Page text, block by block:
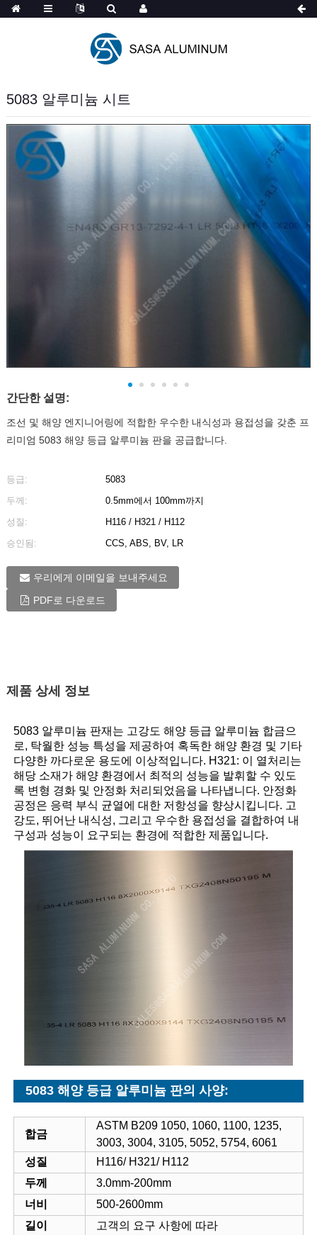
5083 알루미늄 시트
간단한 설명:
조선 및 해양 엔지니어링에 적합한 우수한 내식성과 용접성을 갖춘 프
리미엄 5083 해양 등급 알루미늄 판을 공급합니다.
등급:
5083
두께:
0.5mm에서 100mm까지
성질:
H116 / H321 / H112
승인됨:
CCS, ABS, BV, LR
우리에게 이메일을 보내주세요
PDF로 다운로드
제품 상세 정보
5083 알루미늄 판재는 고강도 해양 등급 알루미늄 합금으
로, 탁월한 성능 특성을 제공하여 혹독한 해양 환경 및 기타
다양한 까다로운 용도에 이상적입니다. H321: 이 열처리는
해당 소재가 해양 환경에서 최적의 성능을 발휘할 수 있도
록 변형 경화 및 안정화 처리되었음을 나타냅니다. 안정화
공정은 응력 부식 균열에 대한 저항성을 향상시킵니다. 고
강도, 뛰어난 내식성, 그리고 우수한 용접성을 결합하여 내
구성과 성능이 요구되는 환경에 적합한 제품입니다.
5083 해양 등급 알루미늄 판의 사양:
합금
ASTM B209 1050, 1060, 1100, 1235,
3003, 3004, 3105, 5052, 5754, 6061
성질
H116/ H321/ H112
두께
3.0mm-200mm
너비
500-2600mm
길이
고객의 요구 사항에 따라